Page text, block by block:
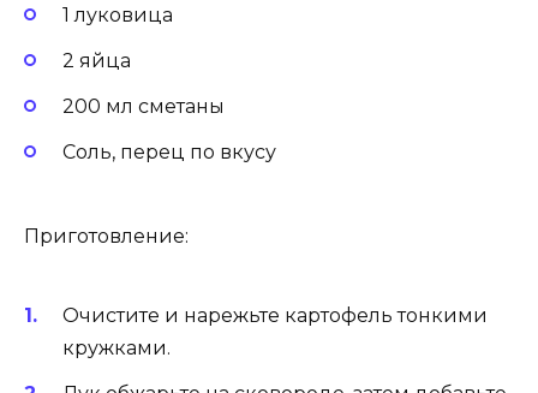
1 луковица
2 яйца
200 мл сметаны
Соль, перец по вкусу
Приготовление:
Очистите и нарежьте картофель тонкими
кружками.